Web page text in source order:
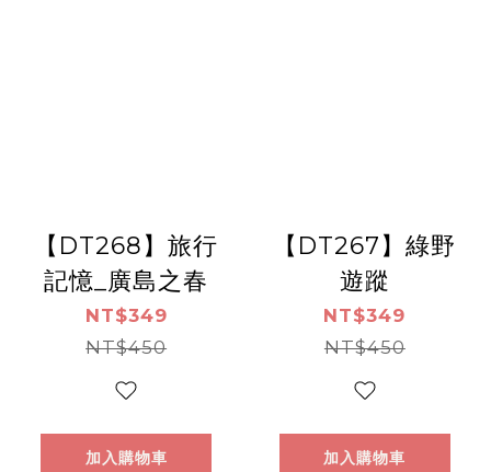
【DT268】旅行
記憶_廣島之春
NT$349
NT$450
加入購物車
【DT267】綠野
遊蹤
NT$349
NT$450
加入購物車